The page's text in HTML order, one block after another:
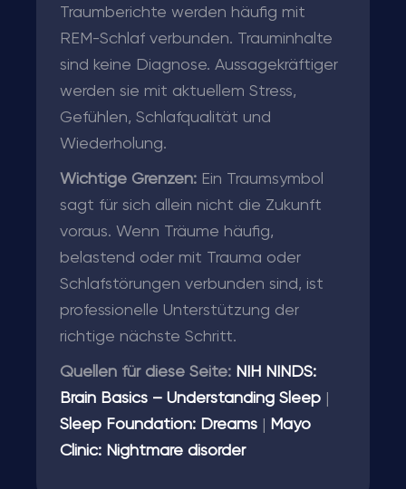
Traumberichte werden häufig mit
REM-Schlaf verbunden. Trauminhalte
sind keine Diagnose. Aussagekräftiger
werden sie mit aktuellem Stress,
Gefühlen, Schlafqualität und
Wiederholung.
Wichtige Grenzen: Ein Traumsymbol
sagt für sich allein nicht die Zukunft
voraus. Wenn Träume häufig,
belastend oder mit Trauma oder
Schlafstörungen verbunden sind, ist
professionelle Unterstützung der
richtige nächste Schritt.
Quellen für diese Seite: NIH NINDS:
Brain Basics – Understanding Sleep
Sleep Foundation: Dreams
Mayo
Clinic: Nightmare disorder